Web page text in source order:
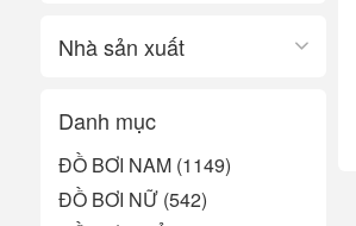
Nhà sản xuất
Danh mục
ĐỒ BƠI NAM (1149)
ĐỒ BƠI NỮ (542)